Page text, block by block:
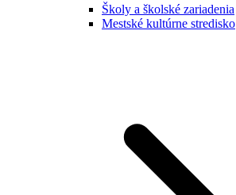
Školy a školské zariadenia
Mestské kultúrne stredisko